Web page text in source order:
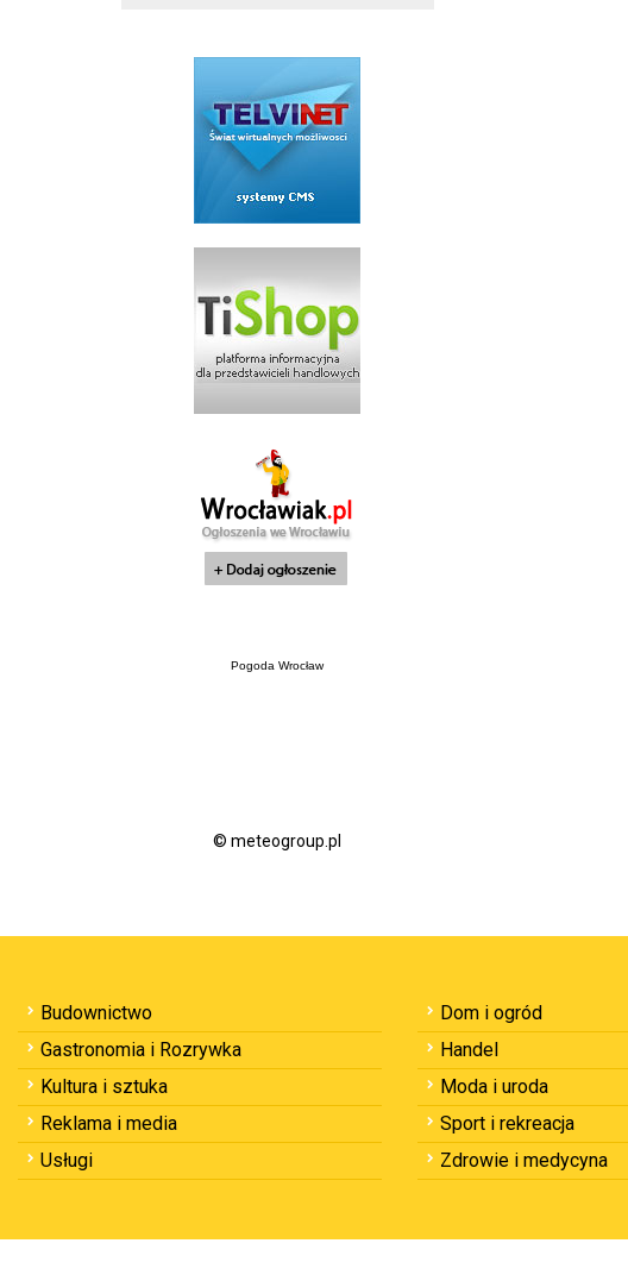
Pogoda Wrocław
© meteogroup.pl
Budownictwo Dom i ogród
Gastronomia i Rozrywka
Handel
Kultura i sztuka
Moda i uroda
Reklama i media
Sport i rekreacja
Usługi
Zdrowie i medycyna